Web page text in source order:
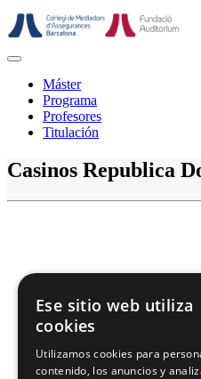
Saltar
al
Botón
abrir
Máster
Programa
Profesores
Titulación
Botón
de
Casinos Republica
Ese sitio web utiliza
cookies
Utilizamos cookies para
contenido, los anuncios y